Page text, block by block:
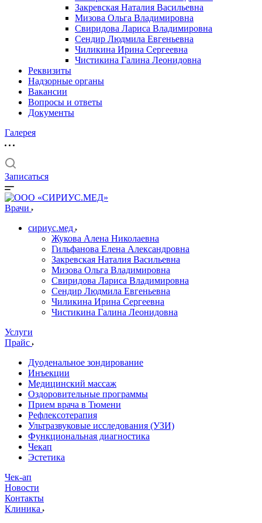
Закревская Наталия Васильевна
Мизова Ольга Владимировна
Свиридова Лариса Владимировна
Сендир Людмила Евгеньевна
Чиликина Ирина Сергеевна
Чистикина Галина Леонидовна
Реквизиты
Надзорные органы
Вакансии
Вопросы и ответы
Документы
Галерея
Записаться
Врачи
сириус.мед
Жукова Алена Николаевна
Гильфанова Елена Александровна
Закревская Наталия Васильевна
Мизова Ольга Владимировна
Свиридова Лариса Владимировна
Сендир Людмила Евгеньевна
Чиликина Ирина Сергеевна
Чистикина Галина Леонидовна
Услуги
Прайс
Дуоденальное зондирование
Инъекции
Медицинский массаж
Оздоровительные программы
Прием врача в Тюмени
Рефлексотерапия
Ультразвуковые исследования (УЗИ)
Функциональная диагностика
Чекап
Эстетика
Чек-ап
Новости
Контакты
Клиника